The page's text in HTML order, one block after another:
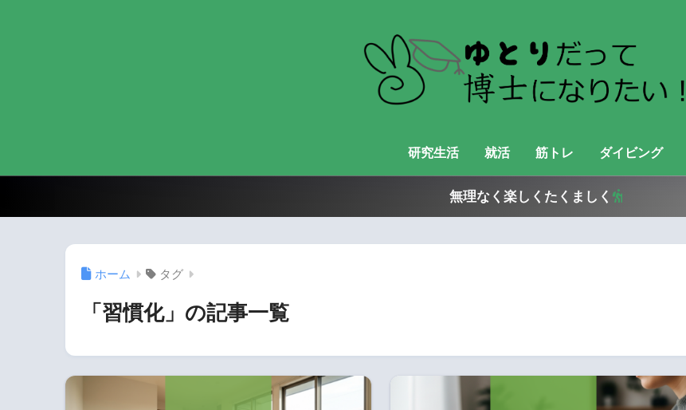
研究生活 就活 筋トレ ダイビング
無理なく楽しくたくましく
ホーム タグ
「習慣化」の記事一覧